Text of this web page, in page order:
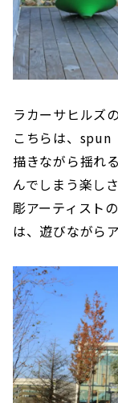
ラカーサヒルズ
こちらは、spun
描きながら揺れ
んでしまう楽し
彫アーティスト
は、遊びながら